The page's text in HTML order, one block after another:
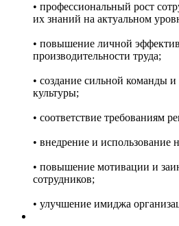
• профессиональный рост
их знаний на актуальном
• повышение личной
производительности труда;
• создание сильной команды
культуры;
• соответствие требованиям
• внедрение и использование
• повышение мотивации и
сотрудников;
• улучшение имиджа